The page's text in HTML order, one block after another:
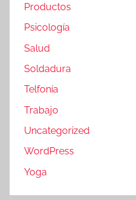
Productos
Psicología
Salud
Soldadura
Telfonía
Trabajo
Uncategorized
WordPress
Yoga